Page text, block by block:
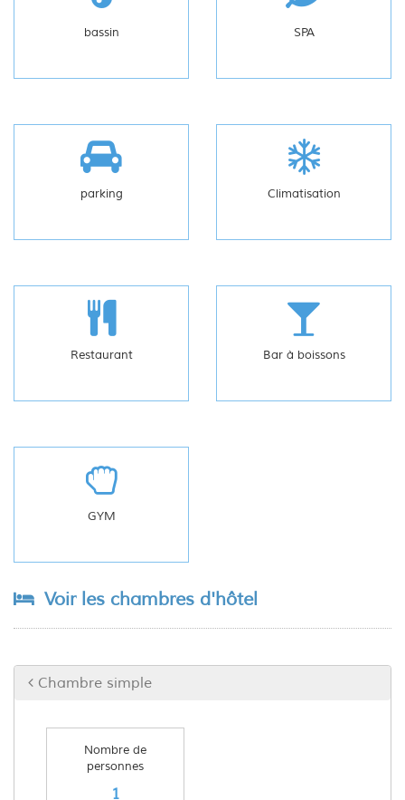
bassin SPA
parking Climatisation
Restaurant Bar à boissons
GYM
Voir les chambres d'hôtel
Chambre simple
Nombre de
personnes
1